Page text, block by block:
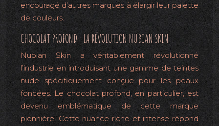
encouragé d’autres marques à élargir leur palette
de couleurs.
CHOCOLAT PROFOND : LA RÉVOLUTION NUBIAN SKIN
Nubian Skin a véritablement révolutionné
l’industrie en introduisant une gamme de teintes
nude spécifiquement conçue pour les peaux
foncées. Le chocolat profond, en particulier, est
devenu emblématique de cette marque
pionnière. Cette nuance riche et intense répond